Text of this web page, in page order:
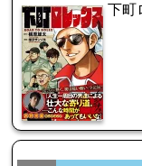
下町